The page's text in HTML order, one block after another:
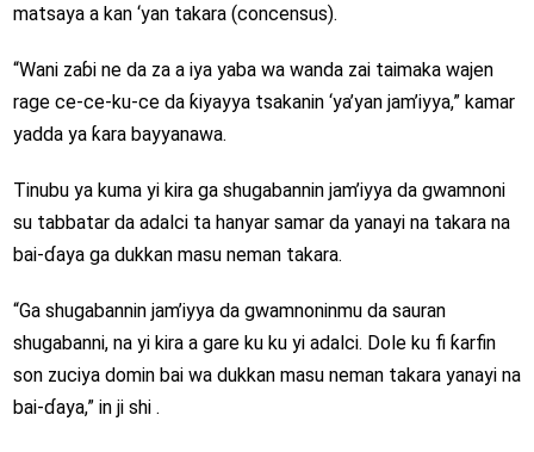
matsaya a kan ‘yan takara (concensus).
“Wani zaɓi ne da za a iya yaba wa wanda zai taimaka wajen
rage ce-ce-ku-ce da ƙiyayya tsakanin ‘ya’yan jam’iyya,” kamar
yadda ya ƙara bayyanawa.
Tinubu ya kuma yi kira ga shugabannin jam’iyya da gwamnoni
su tabbatar da adalci ta hanyar samar da yanayi na takara na
bai-ɗaya ga dukkan masu neman takara.
“Ga shugabannin jam’iyya da gwamnoninmu da sauran
shugabanni, na yi kira a gare ku ku yi adalci. Dole ku fi ƙarfin
son zuciya domin bai wa dukkan masu neman takara yanayi na
bai-ɗaya,” in ji shi .